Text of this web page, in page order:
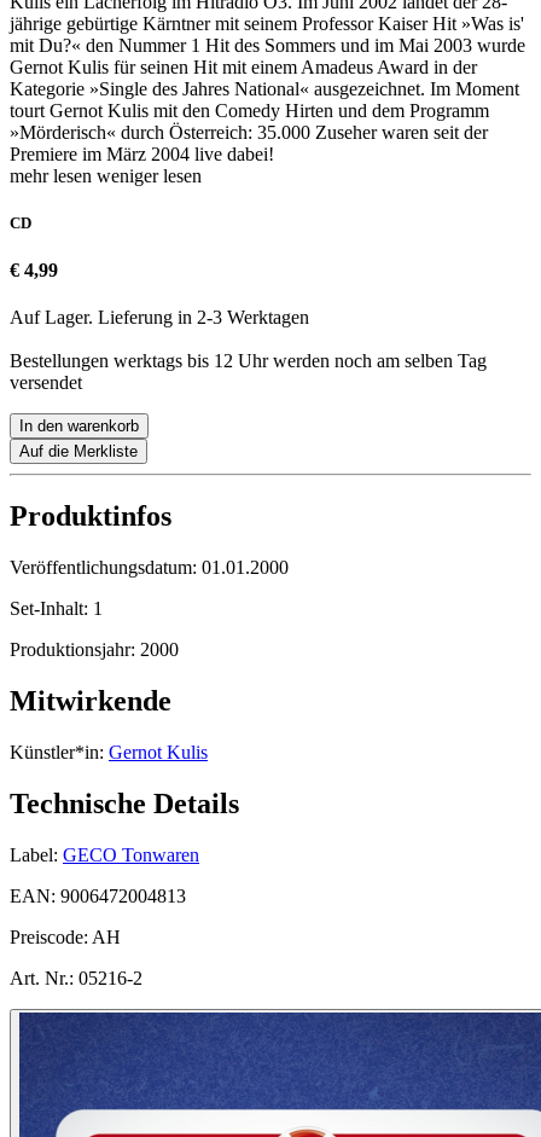
jährige gebürtige Kärntner mit seinem Professor Kaiser Hit »Was is'
mit Du?« den Nummer 1 Hit des Sommers und im Mai 2003 wurde
Gernot Kulis für seinen Hit mit einem Amadeus Award in der
Kategorie »Single des Jahres National« ausgezeichnet. Im Moment
tourt Gernot Kulis mit den Comedy Hirten und dem Programm
»Mörderisch« durch Österreich: 35.000 Zuseher waren seit der
Premiere im März 2004 live dabei!
mehr lesen weniger lesen
CD
€ 4,99
Auf Lager. Lieferung in 2-3 Werktagen
Bestellungen werktags bis 12 Uhr werden noch am selben Tag
versendet
In den warenkorb
Auf die Merkliste
Produktinfos
Veröffentlichungsdatum: 01.01.2000
Set-Inhalt: 1
Produktionsjahr: 2000
Mitwirkende
Künstler*in: Gernot Kulis
Technische Details
Label: GECO Tonwaren
EAN: 9006472004813
Preiscode: AH
Art. Nr.: 05216-2